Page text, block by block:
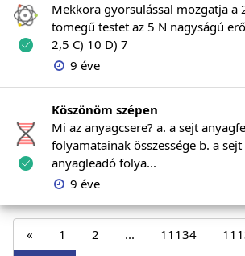
Mekkora gyorsulással mozgatja a
tömegű testet az 5 N nagyságú
2,5 C) 10 D) 7
9 éve
Köszönöm szépen
Mi az anyagcsere? a. a sejt
folyamatainak összessége b. a sejt
anyagleadó folya...
9 éve
« 1 2 ... 11134